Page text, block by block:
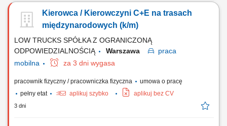
Przestrzeganie przepisów prawa jazdy;
Kierowca / Kierowczyni C+E na trasach
międzynarodowych (k/m)
LOW TRUCKS SPÓŁKA Z OGRANICZONĄ
ODPOWIEDZIALNOŚCIĄ
Warszawa
praca
mobilna
za 3 dni wygasa
pracownik fizyczny / pracowniczka fizyczna
umowa o pracę
pełny etat
aplikuj szybko aplikuj bez CV
3 dni